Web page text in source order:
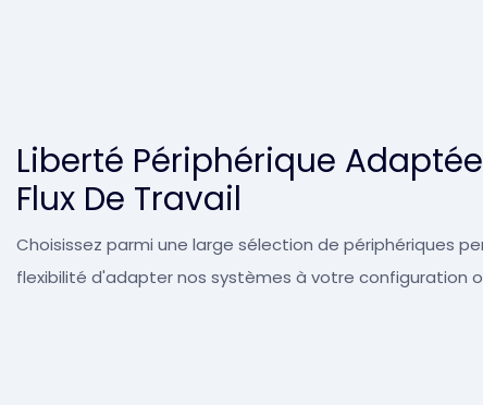
Liberté Périphérique
Flux De Travail
Choisissez parmi une large sélection de périphériques
flexibilité d'adapter nos systèmes à votre configuration